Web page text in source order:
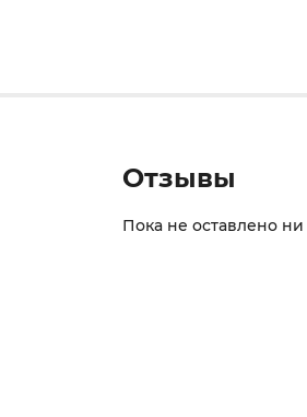
Отзывы
Пока не оставлено